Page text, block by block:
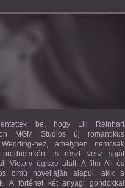
WEDDING
be, hogy Lili Reinhart
MGM Studios új romantikus
hez, amelyben nemcsak
producerként is részt vesz saját
Victory égisze alatt. A film Ali és
című novelláján alapul, akik a
A történet két anyagi gondokkal